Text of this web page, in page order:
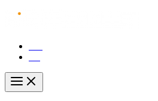
Main
Menu